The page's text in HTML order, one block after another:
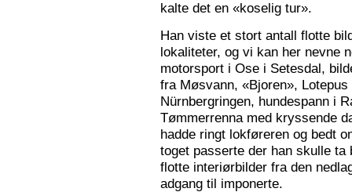
kalte det en «koselig tur».
Han viste et stort antall flotte
lokaliteter, og vi kan her nevne
motorsport i Ose i Setesdal,
fra Møsvann, «Bjoren»,
Nürnbergringen, hundespann i
Tømmerrenna med kryssende
hadde ringt lokføreren og bedt
toget passerte der han skulle
flotte interiørbilder fra den
adgang til imponerte.